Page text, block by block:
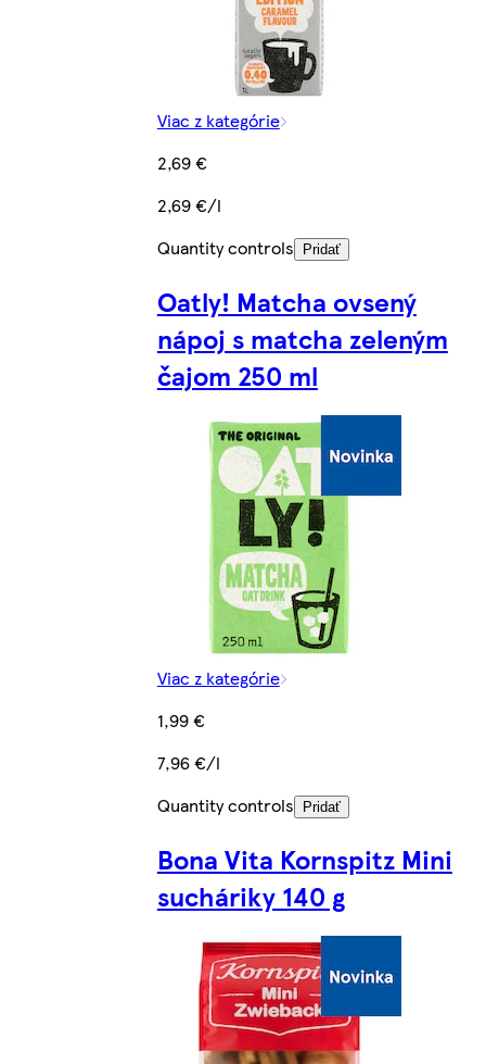
Viac z kategórie
2,69 €
2,69 €/l
Quantity controls
Pridať
Oatly! Matcha ovsený
nápoj s matcha zeleným
čajom 250 ml
Viac z kategórie
1,99 €
7,96 €/l
Quantity controls
Pridať
Bona Vita Kornspitz Mini
sucháriky 140 g